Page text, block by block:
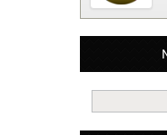
Matjaž iz
Lahko
Oxford, ker